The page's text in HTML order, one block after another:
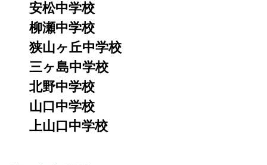
安松中学校
柳瀬中学校
狭山ヶ丘中学校
三ヶ島中学校
北野中学校
山口中学校
上山口中学校